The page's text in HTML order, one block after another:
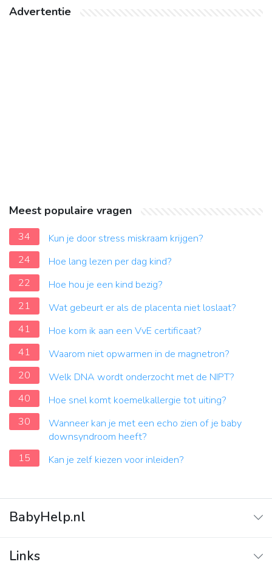
Advertentie
Meest populaire vragen
34
Kun je door stress miskraam krijgen?
24
Hoe lang lezen per dag kind?
22
Hoe hou je een kind bezig?
21
Wat gebeurt er als de placenta niet loslaat?
41
Hoe kom ik aan een VvE certificaat?
41
Waarom niet opwarmen in de magnetron?
20
Welk DNA wordt onderzocht met de NIPT?
40
Hoe snel komt koemelkallergie tot uiting?
30
Wanneer kan je met een echo zien of je baby
downsyndroom heeft?
15
Kan je zelf kiezen voor inleiden?
BabyHelp.nl
Vraag & Antwoord
Links